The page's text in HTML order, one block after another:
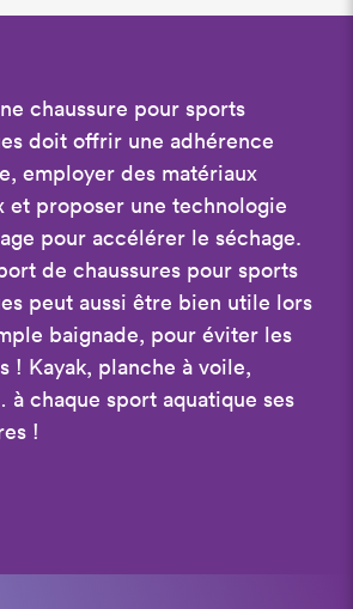
chaussure pour sports
doit offrir une adhérence
employer des matériaux
et proposer une technologie
pour accélérer le séchage.
de chaussures pour sports
peut aussi être bien utile lors
baignade, pour éviter les
! Kayak, planche à voile,
chaque sport aquatique ses
!